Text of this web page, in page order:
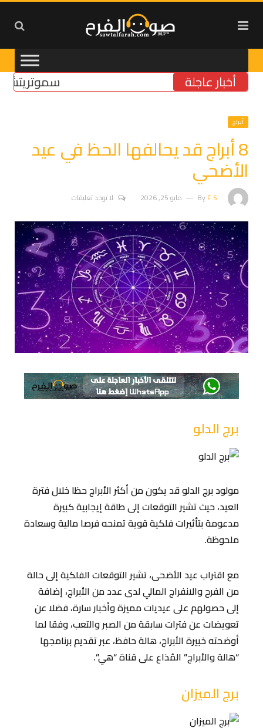
أخبار عاجلة سموتريتش:
أبراج
8 أبراج قد يحالفها الحظ في عيد
الأضحي
ByF.S مايو 25, 2026 لا توجد تعليقات
برج الدلو
مولود برج الدلو قد يكون من أكثر الأبراج حظا خلال فترة
العيد، حيث تشير التوقعات إلى طاقة إيجابية كبيرة
مدعومة بتأثيرات فلكية قوية تمنحه فرصا مالية وسعادة
ملحوظة.
مع اقتراب عيد الأضحى، تشير التوقعات الفلكية إلى حالة
من الفرح والانفراج المالي لدى عدد من الأبراج، إضافة
إلى حصولهم على عيديات مميزة وأخبار سارة، فضلا عن
تعويضات عن فترات سابقة من الصبر والتعب، وفقا لما
أوضحته خبيرة الأبراج، هالة حافظ، عبر تقديم برنامجها
“هالة والأبراج” المُذاع على قناة “هي”.
برج الميزان